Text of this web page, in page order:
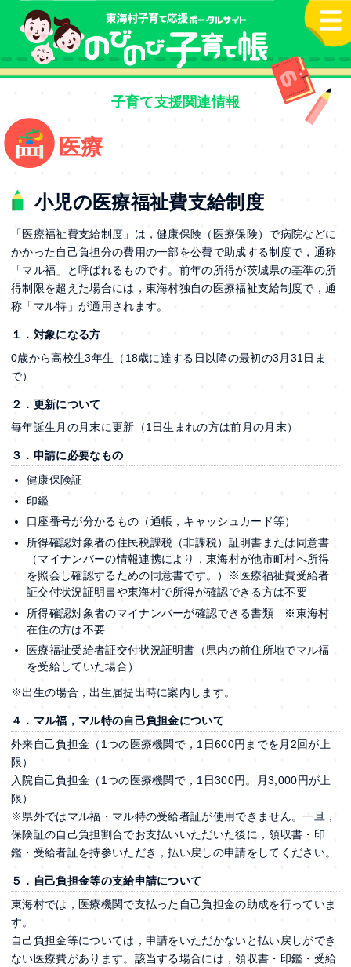
本文へ
子育て支援関連情報
医療
小児の医療福祉費支給制度
「医療福祉費支給制度」は，健康保険（医療保険）で病院などに
かかった自己負担分の費用の一部を公費で助成する制度で，通称
「マル福」と呼ばれるものです。前年の所得が茨城県の基準の所
得制限を超えた場合には，東海村独自の医療福祉支給制度で，通
称「マル特」が適用されます。
１．対象になる方
0歳から高校生3年生（18歳に達する日以降の最初の3月31日ま
で）
２．更新について
毎年誕生月の月末に更新（1日生まれの方は前月の月末）
３．申請に必要なもの
健康保険証
印鑑
口座番号が分かるもの（通帳，キャッシュカード等）
所得確認対象者の住民税課税（非課税）証明書または同意書
（マイナンバーの情報連携により，東海村が他市町村へ所得
を照会し確認するための同意書です。）※医療福祉費受給者
証交付状況証明書や東海村で所得が確認できる方は不要
所得確認対象者のマイナンバーが確認できる書類 ※東海村
在住の方は不要
医療福祉受給者証交付状況証明書（県内の前住所地でマル福
を受給していた場合）
※出生の場合，出生届提出時に案内します。
４．マル福，マル特の自己負担金について
外来自己負担金（1つの医療機関で，1日600円までを月2回が上
限）
入院自己負担金（1つの医療機関で，1日300円。月3,000円が上
限）
※県外ではマル福・マル特の受給者証が使用できません。一旦，
保険証の自己負担割合でお支払いいただいた後に，領収書・印
鑑・受給者証を持参いただき，払い戻しの申請をしてください。
５．自己負担金等の支給申請について
東海村では，医療機関で支払った自己負担金の助成を行っていま
す。
自己負担金等については，申請をいただかないと払い戻しができ
ない医療費があります。該当する場合には，領収書・印鑑・受給